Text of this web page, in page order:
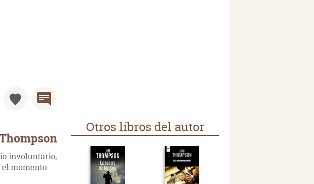
involuntario,
momento
Otros libros del autor